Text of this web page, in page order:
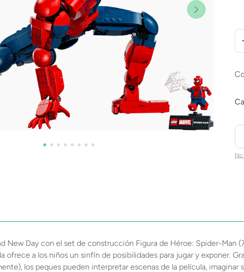
No
New Day con el set de construcción Figura de Héroe: Spider-Man
ofrece a los niños un sinfín de posibilidades para jugar y exponer.
los peques pueden interpretar escenas de la película, imaginar